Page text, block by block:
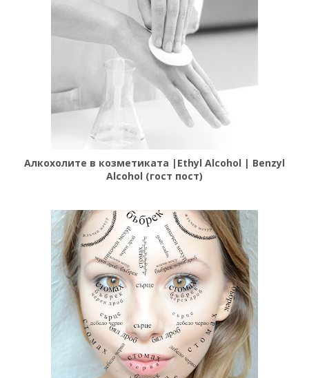
Алкохолите в козметиката |Ethyl Alcohol | Benzyl
Alcohol (гост пост)